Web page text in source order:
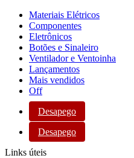
Materiais Elétricos
Componentes
Eletrônicos
Botões e Sinaleiro
Ventilador e Ventoinha
Lançamentos
Mais vendidos
Off
Desapego
Desapego
Links úteis